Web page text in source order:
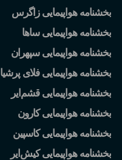
بخشنامه هواپیمایی زاگرس
بخشنامه هواپیمایی ساها
بخشنامه هواپیمایی سپهران
بخشنامه هواپیمایی فلای پرشیا
بخشنامه هواپیمایی قشم ایر
بخشنامه هواپیمایی کارون
بخشنامه هواپیمایی کاسپین
بخشنامه هواپیمایی کیش ایر